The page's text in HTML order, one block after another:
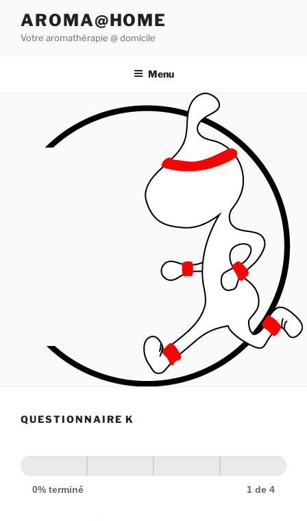
contenu
AROMA@HOME
Votre aromathérapie @ domicile
Menu
QUESTIONNAIRE K
0% terminé 1 de 4